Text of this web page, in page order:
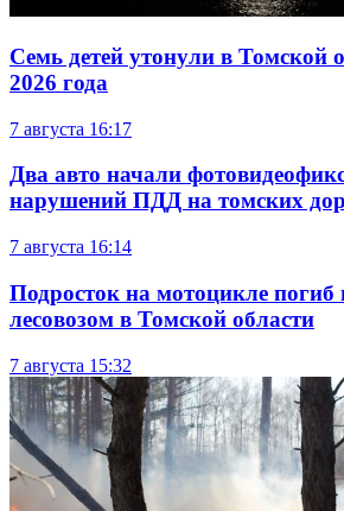
Семь детей утонули в Томской
2026 года
7 августа 16:17
Два авто начали
нарушений ПДД на томских
7 августа 16:14
Подросток на мотоцикле
лесовозом в Томской области
7 августа 15:32